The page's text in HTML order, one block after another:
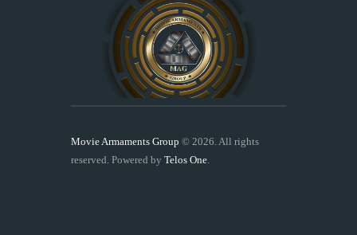
Movie Armaments Group © 2026. All rights
reserved. Powered by Telos One